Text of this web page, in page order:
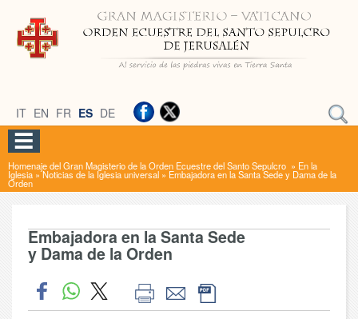
IT EN FR ES DE
Homenaje del Gran Magisterio de la Orden Ecuestre del Santo Sepulcro » En la
Iglesia »Noticias de la Iglesia universal » Embajadora en la Santa Sede y Dama de la
Orden
Embajadora en la Santa Sede
y Dama de la Orden